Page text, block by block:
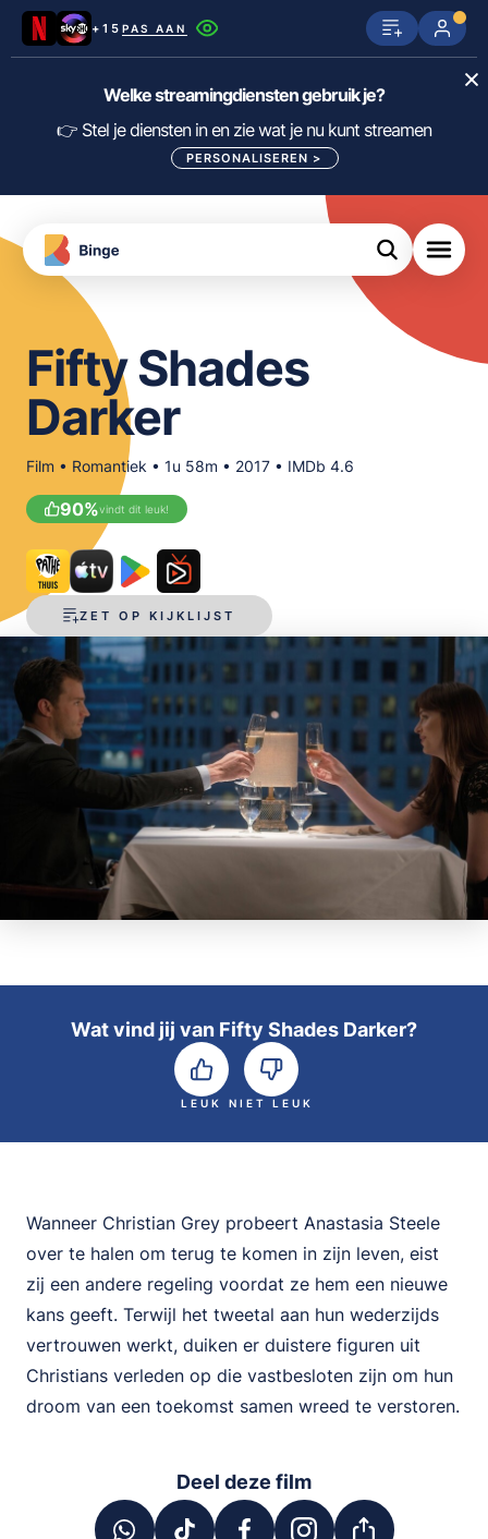
+15 PAS AAN
Netflix SkyShowtime Prime Video
Disney+ Videoland HBO Max
Viaplay Apple TV
KIJK
meJane Canal+
FILTER FILMS EN SERIES OP MIJN
DIENSTEN
Welke streamingdiensten gebruik je?
👉 Stel je diensten in en zie wat je nu kunt streamen
PERSONALISEREN >
Download
de
Binge
Fifty Shades
Darker
Film • Romantiek • 1u 58m • 2017 • IMDb 4.6
90%vindt dit leuk!
ZET OP KIJKLIJST
Wat vind jij van Fifty Shades Darker?
LEUK NIET LEUK
Wanneer Christian Grey probeert Anastasia Steele
over te halen om terug te komen in zijn leven, eist
zij een andere regeling voordat ze hem een nieuwe
kans geeft. Terwijl het tweetal aan hun wederzijds
vertrouwen werkt, duiken er duistere figuren uit
Christians verleden op die vastbesloten zijn om hun
droom van een toekomst samen wreed te verstoren.
Deel deze film